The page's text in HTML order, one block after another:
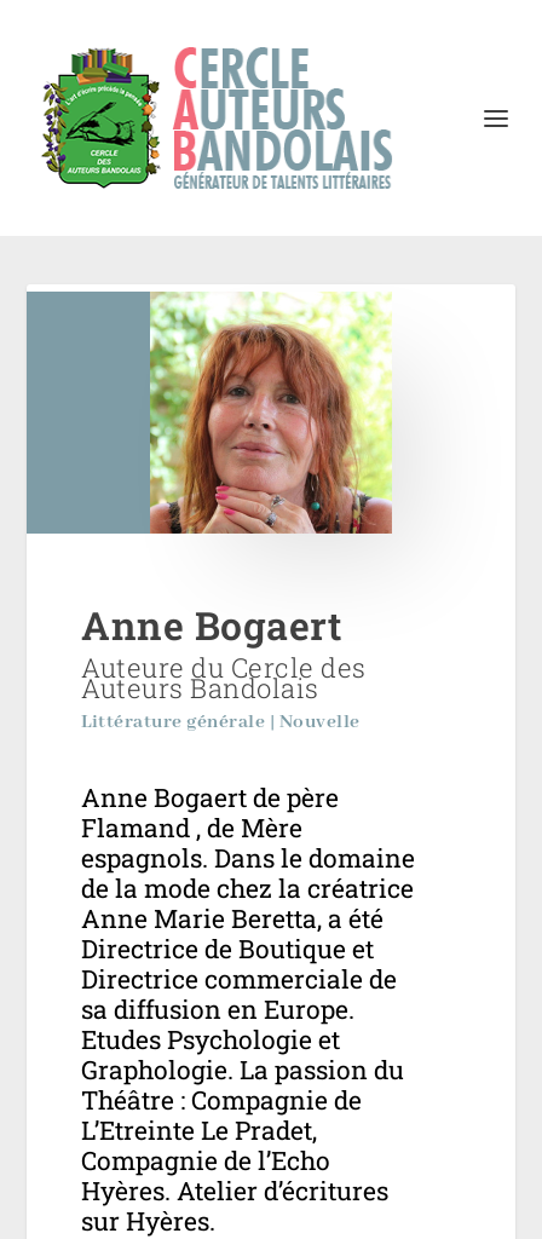
Anne Bogaert
Auteure du Cercle des
Auteurs Bandolais
Littérature générale | Nouvelle
Anne Bogaert de père
Flamand , de Mère
espagnols. Dans le domaine
de la mode chez la créatrice
Anne Marie Beretta, a été
Directrice de Boutique et
Directrice commerciale de
sa diffusion en Europe.
Etudes Psychologie et
Graphologie. La passion du
Théâtre : Compagnie de
L’Etreinte Le Pradet,
Compagnie de l’Echo
Hyères. Atelier d’écritures
sur Hyères.